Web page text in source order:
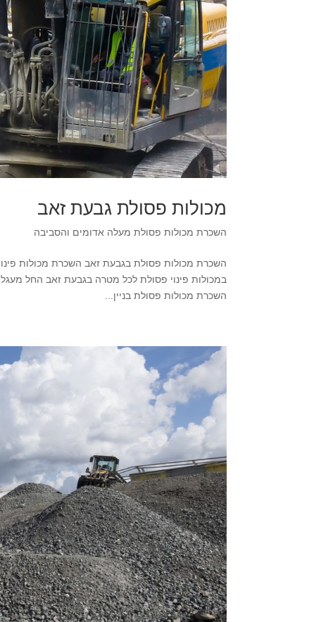
מכולות פסולת גבעת זאב
השכרת מכולות פסולת מעלה אדומים והסביבה
השכרת מכולות פסולת בניין...